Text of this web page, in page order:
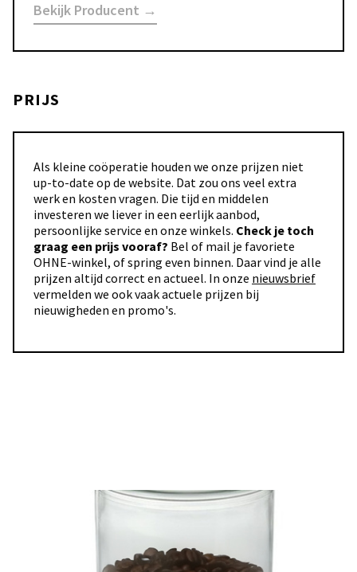
Bekijk Producent →
PRIJS
Als kleine coöperatie houden we onze prijzen niet
up-to-date op de website. Dat zou ons veel extra
werk en kosten vragen. Die tijd en middelen
investeren we liever in een eerlijk aanbod,
persoonlijke service en onze winkels. Check je toch
graag een prijs vooraf? Bel of mail je favoriete
OHNE-winkel, of spring even binnen. Daar vind je alle
prijzen altijd correct en actueel. In onze nieuwsbrief
vermelden we ook vaak actuele prijzen bij
nieuwigheden en promo's.